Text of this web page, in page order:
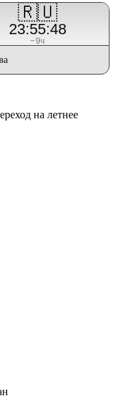
🇷🇺
23:55:48
−9ч
на летнее